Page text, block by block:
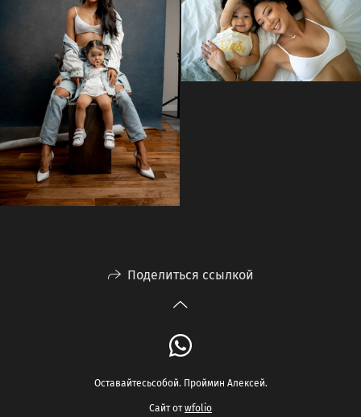
Поделиться ссылкой
Оставайтесьсобой. Проймин Алексей.
Сайт отwfolio